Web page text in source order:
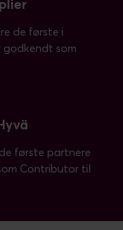
de første i
godkendt som
første partnere
Contributor til